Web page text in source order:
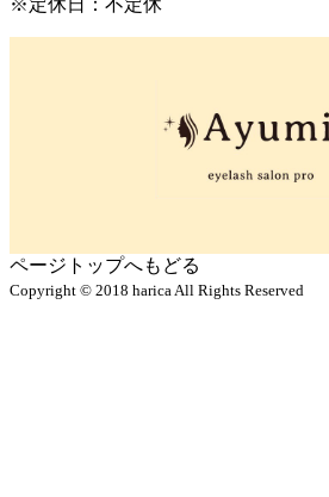
※定休日：不定休
ページトップへもどる
Copyright © 2018 harica All Rights Reserved